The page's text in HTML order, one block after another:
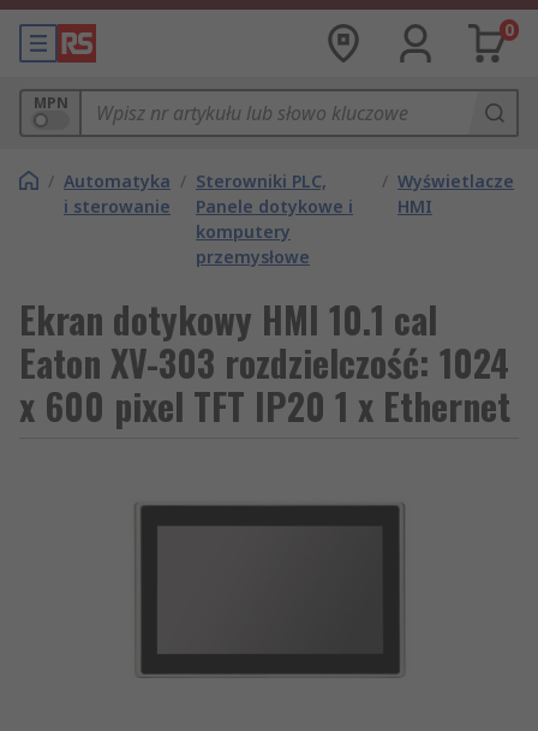
0
MPN
/ Automatyka
i sterowanie
/ Sterowniki PLC,
Panele dotykowe i
komputery
przemysłowe
/ Wyświetlacze
HMI
Ekran dotykowy HMI 10.1 cal
Eaton XV-303 rozdzielczość: 1024
x 600 pixel TFT IP20 1 x Ethernet